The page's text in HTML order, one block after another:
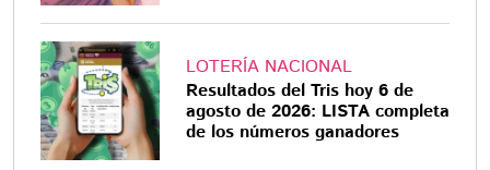
LOTERÍA NACIONAL
Resultados del Tris hoy 6 de
agosto de 2026: LISTA completa
de los números ganadores